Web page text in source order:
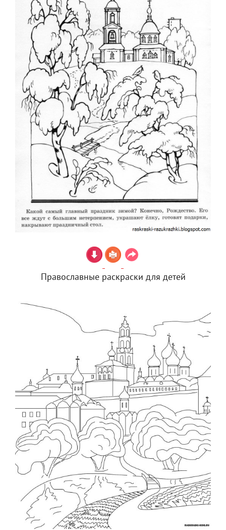
Православные раскраски для детей